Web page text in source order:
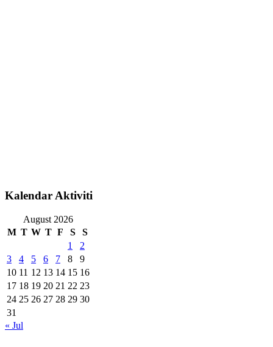
Kalendar Aktiviti
August 2026
M T W T F S
S
1
2
3
4 5 6 7 8
9
10 11 12 13 14 15 16
17 18 19 20 21 22 23
24 25 26 27 28 29 30
31
« Jul